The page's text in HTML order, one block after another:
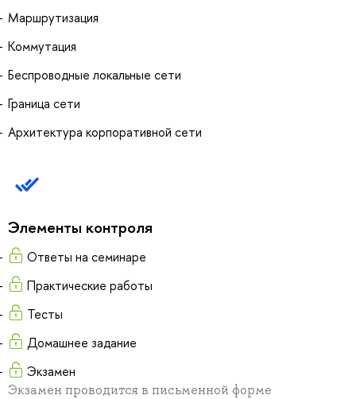
Маршрутизация
Коммутация
Беспроводные локальные сети
Граница сети
Архитектура корпоративной сети
Элементы контроля
Ответы на семинаре
Практические работы
Тесты
Домашнее задание
Экзамен
Экзамен проводится в письменной форме